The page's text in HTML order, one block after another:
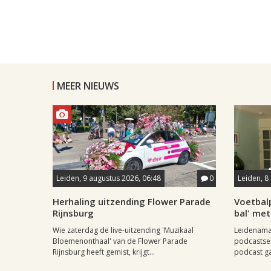
MEER NIEUWS
Leiden, 9 augustus 2026, 06:48 0
Herhaling uitzending Flower Parade
Rijnsburg
Wie zaterdag de live-uitzending 'Muzikaal
Bloemenonthaal' van de Flower Parade
Rijnsburg heeft gemist, krijgt...
Leiden,
bal' met
podcast